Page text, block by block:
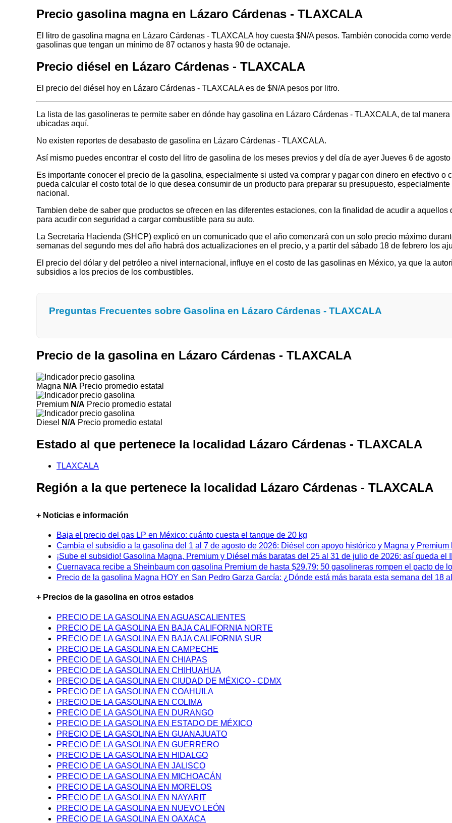
Precio gasolina magna en Lázaro Cárdenas - TLAXCALA
El litro de gasolina magna en Lázaro Cárdenas - TLAXCALA hoy cuesta $N/A pesos. También conocida como
gasolinas que tengan un mínimo de 87 octanos y hasta 90 de octanaje.
Precio diésel en Lázaro Cárdenas - TLAXCALA
El precio del diésel hoy en Lázaro Cárdenas - TLAXCALA es de $N/A pesos por litro.
La lista de las gasolineras te permite saber en dónde hay gasolina en Lázaro Cárdenas - TLAXCALA, de tal
ubicadas aquí.
No existen reportes de desabasto de gasolina en Lázaro Cárdenas - TLAXCALA.
Así mismo puedes encontrar el costo del litro de gasolina de los meses previos y del día de ayer Jueves 6 de
Es importante conocer el precio de la gasolina, especialmente si usted va comprar y pagar con dinero en efectivo o
pueda calcular el costo total de lo que desea consumir de un producto para preparar su presupuesto,
nacional.
Tambien debe de saber que productos se ofrecen en las diferentes estaciones, con la finalidad de acudir a
para acudir con seguridad a cargar combustible para su auto.
La Secretaria Hacienda (SHCP) explicó en un comunicado que el año comenzará con un solo precio máximo
semanas del segundo mes del año habrá dos actualizaciones en el precio, y a partir del sábado 18 de febrero los
El precio del dólar y del petróleo a nivel internacional, influye en el costo de las gasolinas en México, ya que la
subsidios a los precios de los combustibles.
Preguntas Frecuentes sobre Gasolina en Lázaro Cárdenas - TLAXCALA
Precio de la gasolina en Lázaro Cárdenas - TLAXCALA
Magna N/A Precio promedio estatal
Premium N/A Precio promedio estatal
Diesel N/A Precio promedio estatal
Estado al que pertenece la localidad Lázaro Cárdenas - TLAXCALA
TLAXCALA
Región a la que pertenece la localidad Lázaro Cárdenas - TLAXCALA
+ Noticias e información
Baja el precio del gas LP en México: cuánto cuesta el tanque de 20 kg
Cambia el subsidio a la gasolina del 1 al 7 de agosto de 2026: Diésel con apoyo histórico y Magna y Premium
¡Sube el subsidio! Gasolina Magna, Premium y Diésel más baratas del 25 al 31 de julio de 2026: así queda el
Cuernavaca recibe a Sheinbaum con gasolina Premium de hasta $29.79: 50 gasolineras rompen el pacto de
Precio de la gasolina Magna HOY en San Pedro Garza García: ¿Dónde está más barata esta semana del 18
+ Precios de la gasolina en otros estados
PRECIO DE LA GASOLINA EN AGUASCALIENTES
PRECIO DE LA GASOLINA EN BAJA CALIFORNIA NORTE
PRECIO DE LA GASOLINA EN BAJA CALIFORNIA SUR
PRECIO DE LA GASOLINA EN CAMPECHE
PRECIO DE LA GASOLINA EN CHIAPAS
PRECIO DE LA GASOLINA EN CHIHUAHUA
PRECIO DE LA GASOLINA EN CIUDAD DE MÉXICO - CDMX
PRECIO DE LA GASOLINA EN COAHUILA
PRECIO DE LA GASOLINA EN COLIMA
PRECIO DE LA GASOLINA EN DURANGO
PRECIO DE LA GASOLINA EN ESTADO DE MÉXICO
PRECIO DE LA GASOLINA EN GUANAJUATO
PRECIO DE LA GASOLINA EN GUERRERO
PRECIO DE LA GASOLINA EN HIDALGO
PRECIO DE LA GASOLINA EN JALISCO
PRECIO DE LA GASOLINA EN MICHOACÁN
PRECIO DE LA GASOLINA EN MORELOS
PRECIO DE LA GASOLINA EN NAYARIT
PRECIO DE LA GASOLINA EN NUEVO LEÓN
PRECIO DE LA GASOLINA EN OAXACA